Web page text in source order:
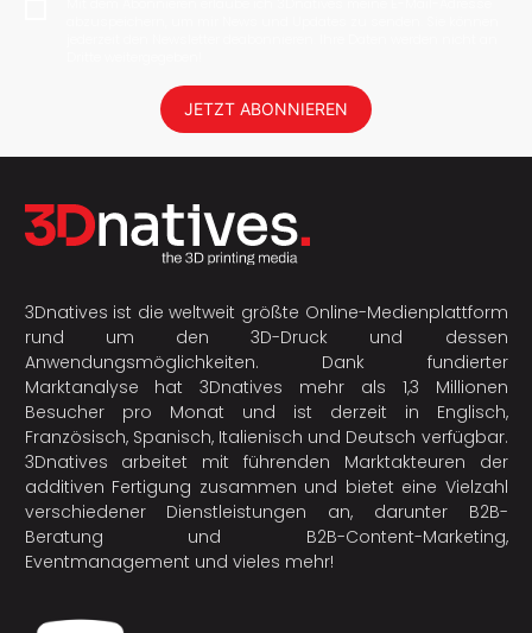
JETZT ABONNIEREN
3Dnatives ist die weltweit größte Online-Medienplattform
rund um den 3D-Druck und dessen
Anwendungsmöglichkeiten. Dank fundierter
Marktanalyse hat 3Dnatives mehr als 1,3 Millionen
Besucher pro Monat und ist derzeit in Englisch,
Französisch, Spanisch, Italienisch und Deutsch verfügbar.
3Dnatives arbeitet mit führenden Marktakteuren der
additiven Fertigung zusammen und bietet eine Vielzahl
verschiedener Dienstleistungen an, darunter B2B-
Beratung und B2B-Content-Marketing,
Eventmanagement und vieles mehr!